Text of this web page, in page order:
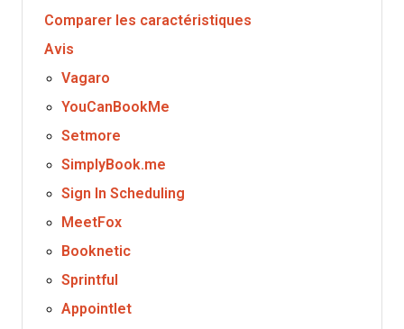
Comparer les caractéristiques
Avis
Vagaro
YouCanBookMe
Setmore
SimplyBook.me
Sign In Scheduling
MeetFox
Booknetic
Sprintful
Appointlet